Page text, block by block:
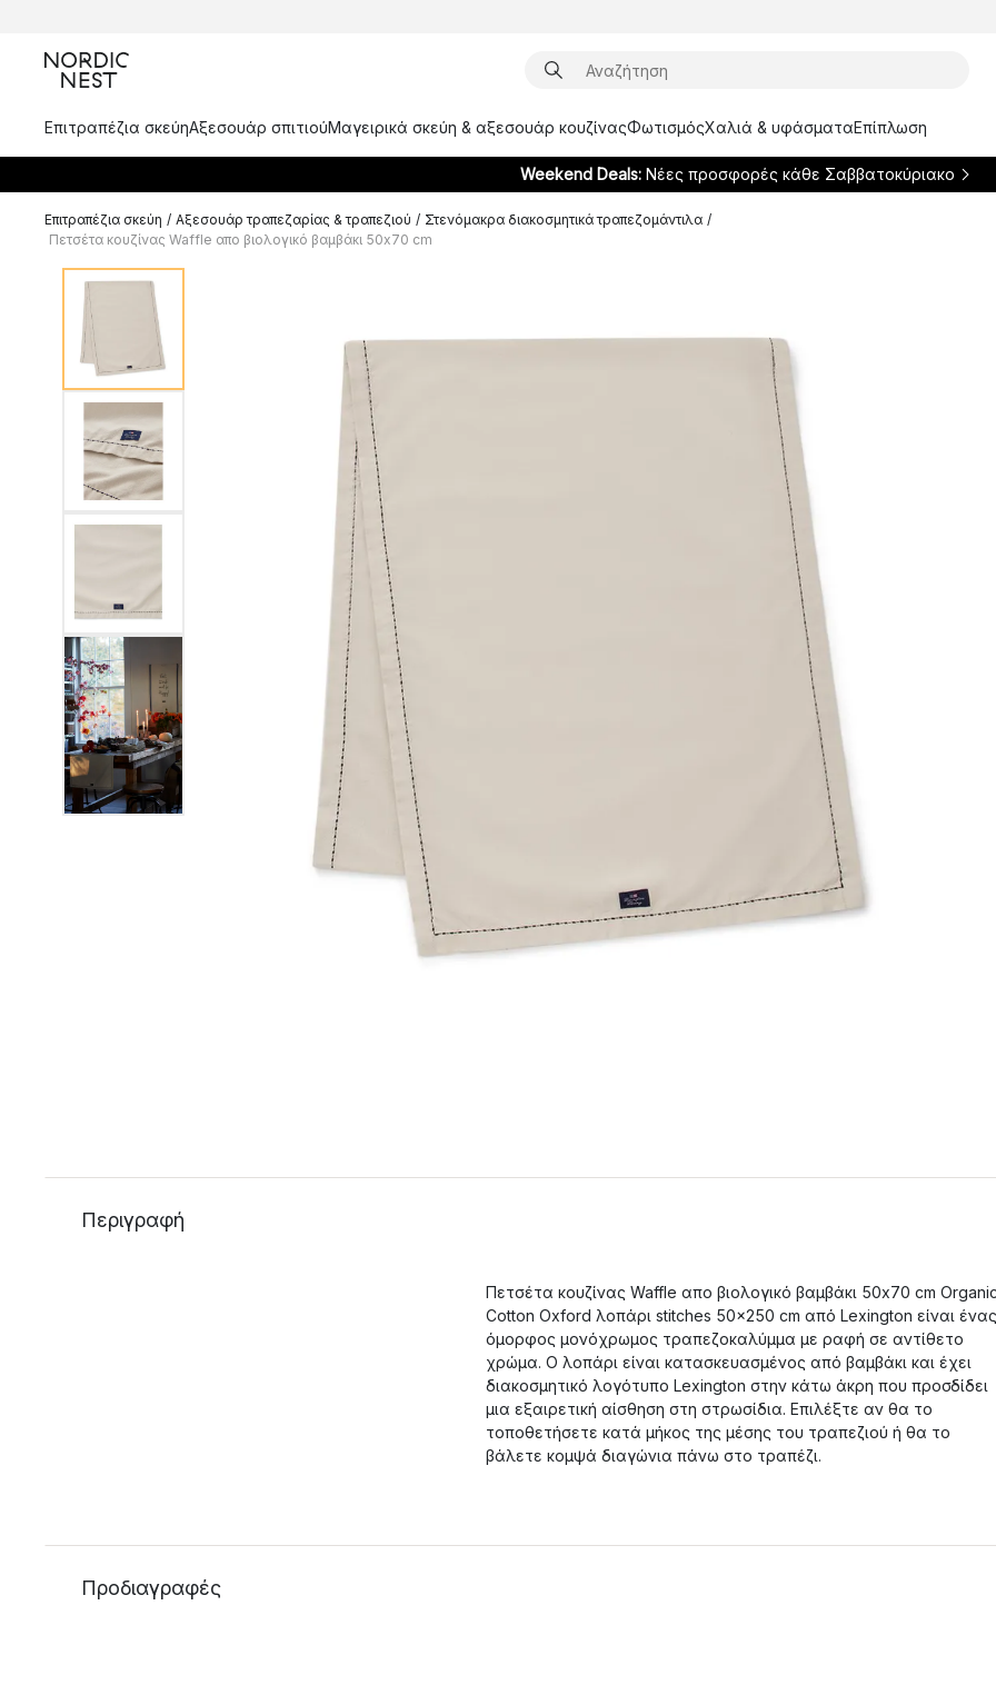
Επιτραπέζια σκεύηΑξεσουάρ σπιτιούΜαγειρικά σκεύη & αξεσουάρ κουζίναςΦωτισμόςΧαλιά & υφάσματαΕπίπλωση
Weekend Deals: Νέες προσφορές κάθε Σαββατοκύριακο
Επιτραπέζια σκεύη / Αξεσουάρ τραπεζαρίας & τραπεζιού / Στενόμακρα διακοσμητικά τραπεζομάντιλα /
Πετσέτα κουζίνας Waffle απο βιολογικό βαμβάκι 50x70 cm
Περιγραφή
Πετσέτα κουζίνας Waffle απο βιολογικό βαμβάκι 50x70 cm
Cotton Oxford λοπάρι stitches 50x250 cm από Lexington είναι ένας
όμορφος μονόχρωμος τραπεζοκαλύμμα με ραφή σε αντίθετο
χρώμα. Ο λοπάρι είναι κατασκευασμένος από βαμβάκι και έχει
διακοσμητικό λογότυπο Lexington στην κάτω άκρη που προσδίδει
μια εξαιρετική αίσθηση στη στρωσίδια. Επιλέξτε αν θα το
τοποθετήσετε κατά μήκος της μέσης του τραπεζιού ή θα το
βάλετε κομψά διαγώνια πάνω στο τραπέζι.
Προδιαγραφές